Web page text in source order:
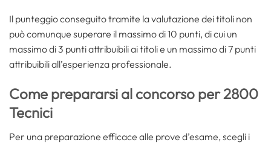
Il punteggio conseguito tramite la valutazione dei titoli non
può comunque superare il massimo di 10 punti, di cui un
massimo di 3 punti attribuibili ai titoli e un massimo di 7 punti
attribuibili all’esperienza professionale.
Come prepararsi al concorso per 2800
Tecnici
Per una preparazione efficace alle prove d’esame, scegli i